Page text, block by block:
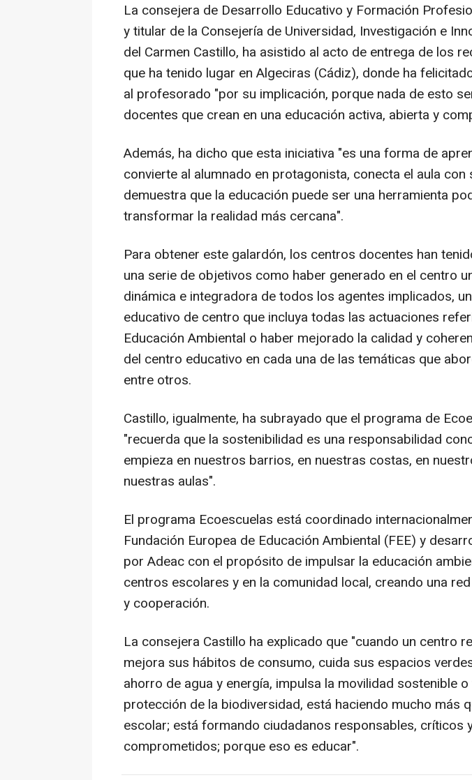
La consejera de Desarrollo Educativo y Formación
y titular de la Consejería de Universidad, Investigación e
del Carmen Castillo, ha asistido al acto de entrega de los
que ha tenido lugar en Algeciras (Cádiz), donde ha
al profesorado "por su implicación, porque nada de esto
docentes que crean en una educación activa, abierta y
Además, ha dicho que esta iniciativa "es una forma de
convierte al alumnado en protagonista, conecta el aula con
demuestra que la educación puede ser una herramienta
transformar la realidad más cercana".
Para obtener este galardón, los centros docentes han
una serie de objetivos como haber generado en el centro
dinámica e integradora de todos los agentes implicados,
educativo de centro que incluya todas las actuaciones
Educación Ambiental o haber mejorado la calidad y
del centro educativo en cada una de las temáticas que
entre otros.
Castillo, igualmente, ha subrayado que el programa de
"recuerda que la sostenibilidad es una responsabilidad
empieza en nuestros barrios, en nuestras costas, en
nuestras aulas".
El programa Ecoescuelas está coordinado
Fundación Europea de Educación Ambiental (FEE) y
por Adeac con el propósito de impulsar la educación
centros escolares y en la comunidad local, creando una
y cooperación.
La consejera Castillo ha explicado que "cuando un centro
mejora sus hábitos de consumo, cuida sus espacios
ahorro de agua y energía, impulsa la movilidad sostenible
protección de la biodiversidad, está haciendo mucho más
escolar; está formando ciudadanos responsables, críticos
comprometidos; porque eso es educar".